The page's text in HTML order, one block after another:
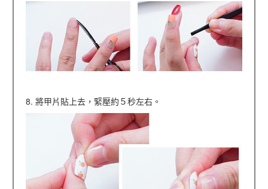
8. 將甲片貼上去，緊壓約５秒左右。